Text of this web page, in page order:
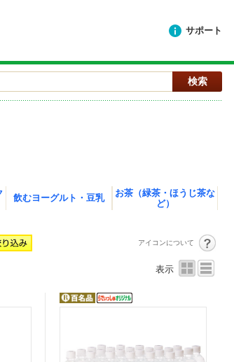
サポート
飲むヨーグルト・豆乳
お茶（緑茶・ほうじ茶な
ど）
アイコンについて
表示